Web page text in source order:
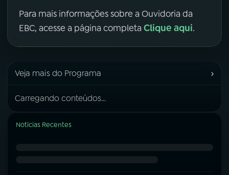
Para mais informações sobre a Ouvidoria da
EBC, acesse a página completa Clique aqui.
Veja mais do Programa ›
Carregando conteúdos...
Notícias Recentes